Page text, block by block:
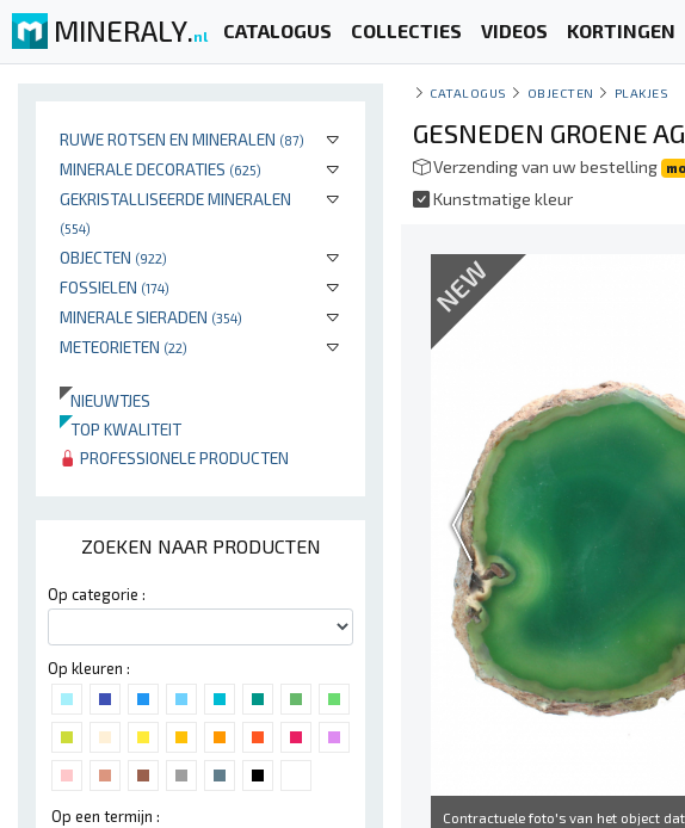
MINERALY.nl CATALOGUS COLLECTIES VIDEOS KORTINGEN
RUWE ROTSEN EN MINERALEN (87)
MINERALE DECORATIES (625)
GEKRISTALLISEERDE MINERALEN
(554)
OBJECTEN (922)
FOSSIELEN (174)
MINERALE SIERADEN (354)
METEORIETEN (22)
NIEUWTJES
TOP KWALITEIT
PROFESSIONELE PRODUCTEN
ZOEKEN NAAR PRODUCTEN
Op categorie :
Op kleuren :
Op een termijn :
CATALOGUS OBJECTEN PLAKJES
GESNEDEN GROENE
Verzending van uw bestelling
Kunstmatige kleur
NEW
Contractuele foto's van het object